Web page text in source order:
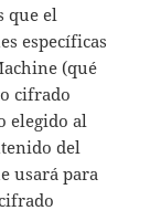
que el
específicas
(qué
cifrado
elegido al
del
usará para